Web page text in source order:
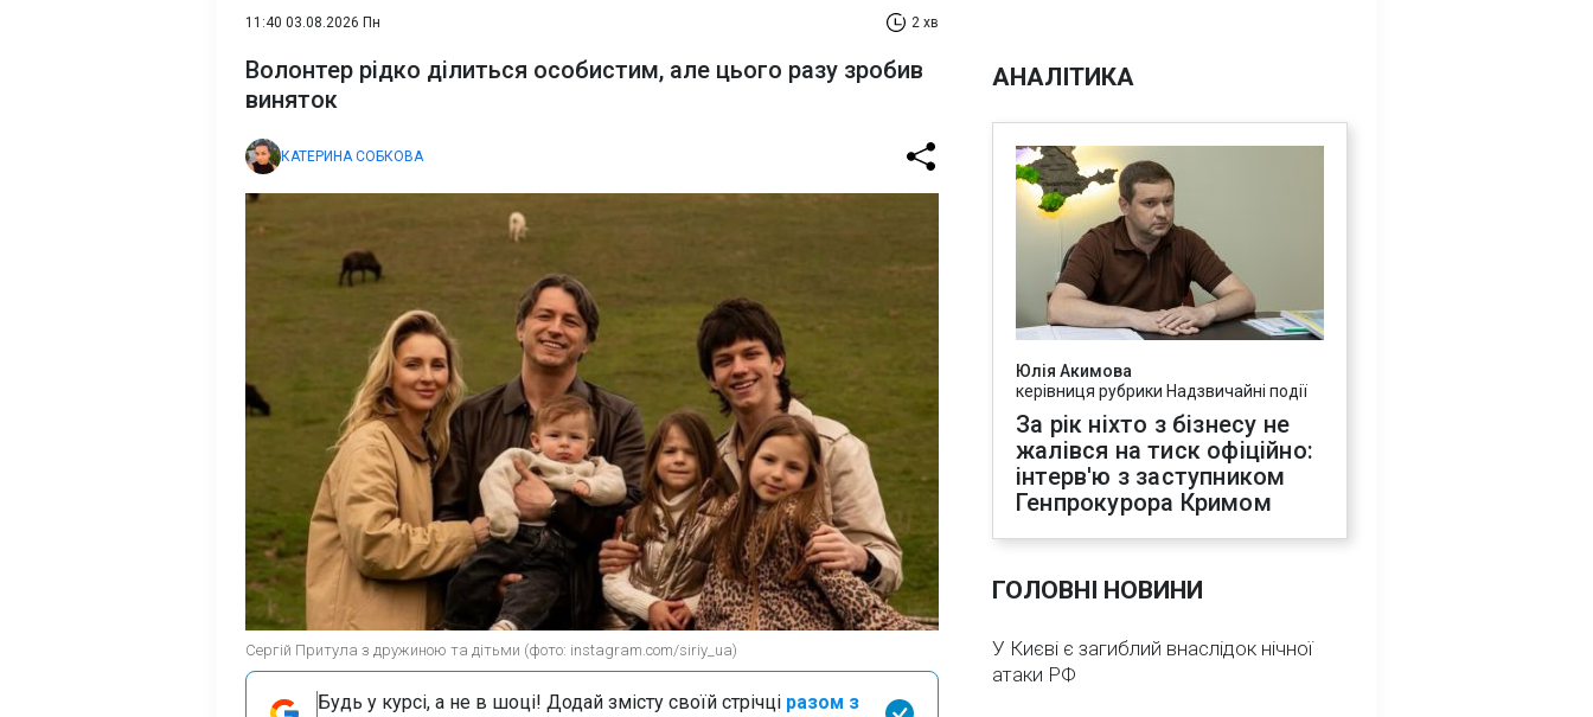
11:40 03.08.2026 Пн 2 хв
Волонтер рідко ділиться особистим, але цього разу зробив
виняток
КАТЕРИНА СОБКОВА
Сергій Притула з дружиною та дітьми (фото: instagram.com/siriy_ua)
Будь у курсі, а не в шоці! Додай змісту своїй стрічці разом з
АНАЛІТИКА
Юлія Акимова
керівниця рубрики Надзвичайні події
За рік ніхто з бізнесу не
жалівся на тиск офіційно:
інтерв'ю з заступником
Генпрокурора Кримом
ГОЛОВНІ НОВИНИ
У Києві є загиблий внаслідок нічної
атаки РФ